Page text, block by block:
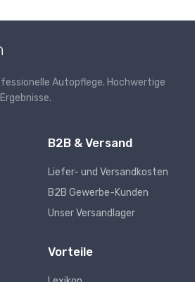
Autopflege. Hochwertige
B2B & Versand
Liefer- und Versandkosten
B2B Gewerbe-Kunden
Unser Versandlager
Vorteile